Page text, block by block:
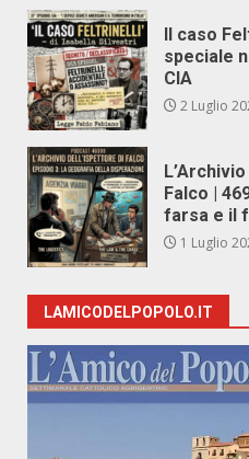
Il caso
speciale
CIA
2 Luglio
Falco |
farsa e il
1 Luglio
LAMICODELPOPOLO.IT